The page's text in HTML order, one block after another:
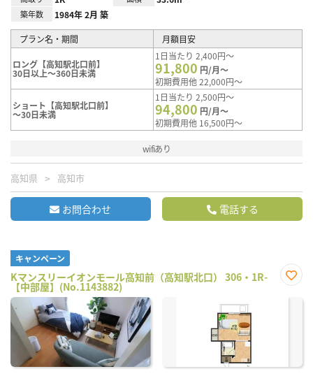
築年数 1984年 2月 築
プラン名・期間 月額目安
ロング【高知駅北口前】
30日以上～360日未満
1日当たり 2,400円～
91,800 円/月～
初期費用他 22,000円～
ショート【高知駅北口前】
～30日未満
1日当たり 2,500円～
94,800 円/月～
初期費用他 16,500円～
wifiあり
高知県 高知市
お問合わせ 電話する
キャンペーン
Kマンスリーイオンモール高知前（高知駅北口） 306・1R-
【中部屋】(No.1143882)
に入